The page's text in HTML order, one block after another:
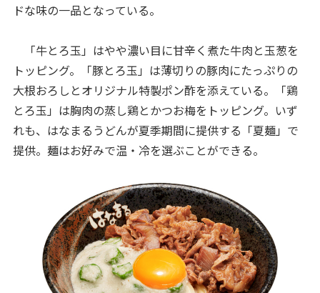
ドな味の一品となっている。
「牛とろ玉」はやや濃い目に甘辛く煮た牛肉と玉葱を
トッピング。「豚とろ玉」は薄切りの豚肉にたっぷりの
大根おろしとオリジナル特製ポン酢を添えている。「鶏
とろ玉」は胸肉の蒸し鶏とかつお梅をトッピング。いず
れも、はなまるうどんが夏季期間に提供する「夏麺」で
提供。麺はお好みで温・冷を選ぶことができる。